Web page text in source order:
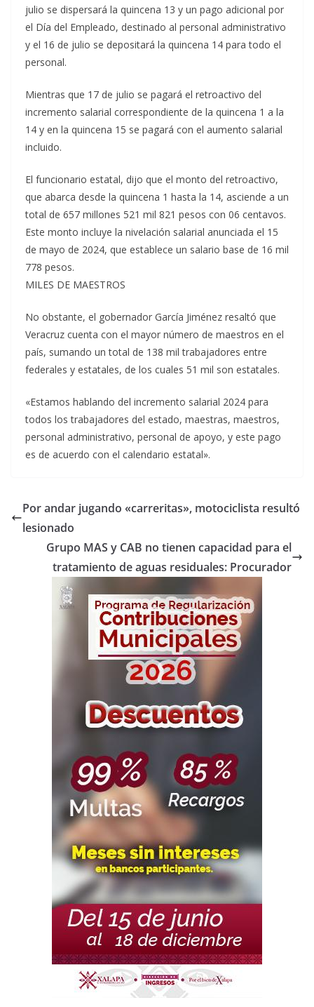
julio se dispersará la quincena 13 y un pago adicional por
el Día del Empleado, destinado al personal administrativo
y el 16 de julio se depositará la quincena 14 para todo el
personal.
Mientras que 17 de julio se pagará el retroactivo del
incremento salarial correspondiente de la quincena 1 a la
14 y en la quincena 15 se pagará con el aumento salarial
incluido.
El funcionario estatal, dijo que el monto del retroactivo,
que abarca desde la quincena 1 hasta la 14, asciende a un
total de 657 millones 521 mil 821 pesos con 06 centavos.
Este monto incluye la nivelación salarial anunciada el 15
de mayo de 2024, que establece un salario base de 16 mil
778 pesos.
MILES DE MAESTROS
No obstante, el gobernador García Jiménez resaltó que
Veracruz cuenta con el mayor número de maestros en el
país, sumando un total de 138 mil trabajadores entre
federales y estatales, de los cuales 51 mil son estatales.
«Estamos hablando del incremento salarial 2024 para
todos los trabajadores del estado, maestras, maestros,
personal administrativo, personal de apoyo, y este pago
es de acuerdo con el calendario estatal».
Por andar jugando «carreritas», motociclista resultó
lesionado
Grupo MAS y CAB no tienen capacidad para el
tratamiento de aguas residuales: Procurador